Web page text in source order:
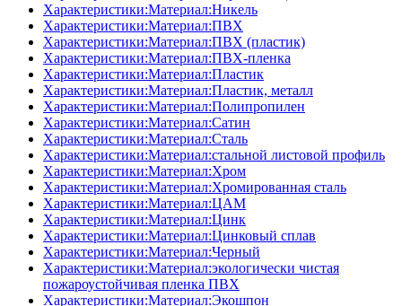
Характеристики:Материал:Никель
Характеристики:Материал:ПВХ
Характеристики:Материал:ПВХ (пластик)
Характеристики:Материал:ПВХ-пленка
Характеристики:Материал:Пластик
Характеристики:Материал:Пластик, металл
Характеристики:Материал:Полипропилен
Характеристики:Материал:Сатин
Характеристики:Материал:Сталь
Характеристики:Материал:стальной листовой профиль
Характеристики:Материал:Хром
Характеристики:Материал:Хромированная сталь
Характеристики:Материал:ЦАМ
Характеристики:Материал:Цинк
Характеристики:Материал:Цинковый сплав
Характеристики:Материал:Черный
Характеристики:Материал:экологически чистая
пожароустойчивая пленка ПВХ
Характеристики:Материал:Экошпон